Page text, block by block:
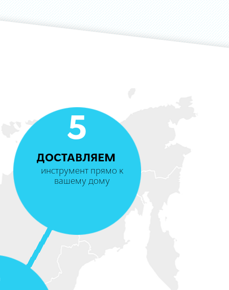
5
ДОСТАВЛЯЕМ
инструмент прямо к
вашему дому